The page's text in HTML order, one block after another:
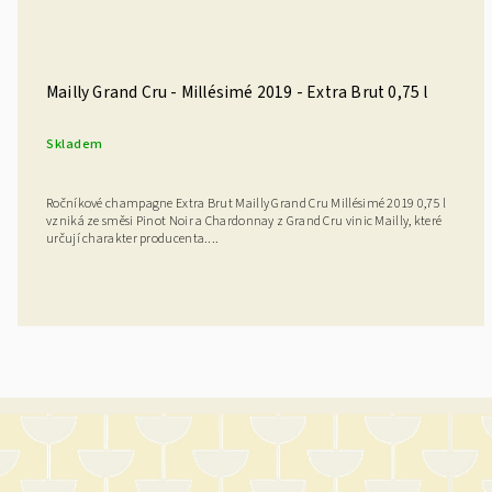
Mailly Grand Cru - Millésimé 2019 - Extra Brut 0,75 l
Skladem
Ročníkové champagne Extra Brut Mailly Grand Cru Millésimé 2019 0,75 l
vzniká ze směsi Pinot Noir a Chardonnay z Grand Cru vinic Mailly, které
určují charakter producenta....